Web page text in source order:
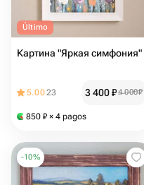
Último
Картина "Яркая симфония"
5.0023 3 400₽4 000₽
850 ₽ × 4 pagos
-10%